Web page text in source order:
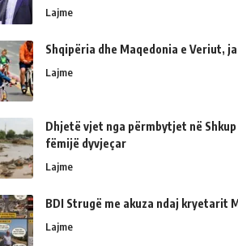
Lajme
Shqipëria dhe Maqedonia e Veriut,
Lajme
Dhjetë vjet nga përmbytjet në
fëmijë dyvjeçar
Lajme
BDI Strugë me akuza ndaj kryetarit
Lajme